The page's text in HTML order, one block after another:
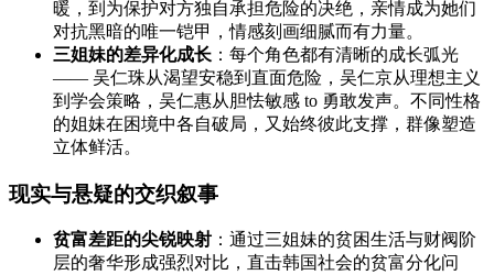
暖，到为保护对方独自承担危险的决绝，亲情成为她们
对抗黑暗的唯一铠甲，情感刻画细腻而有力量。
三姐妹的差异化成长 ：每个角色都有清晰的成长弧光
—— 吴仁珠从渴望安稳到直面危险，吴仁京从理想主义
到学会策略，吴仁惠从胆怯敏感 to 勇敢发声。不同性格
的姐妹在困境中各自破局，又始终彼此支撑，群像塑造
立体鲜活。
现实与悬疑的交织叙事
贫富差距的尖锐映射 ：通过三姐妹的贫困生活与财阀阶
层的奢华形成强烈对比，直击韩国社会的贫富分化问